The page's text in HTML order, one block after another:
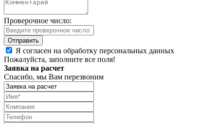
Проверочное число:
Я согласен на обработку персональных данных
Пожалуйста, заполните все поля!
Заявка на расчет
Спасибо, мы Вам перезвоним